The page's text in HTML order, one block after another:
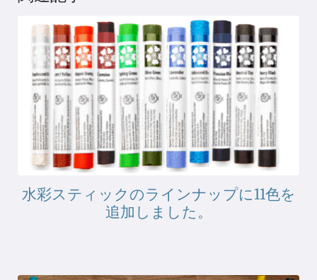
水彩スティックのラインナップに11色を
追加しました。